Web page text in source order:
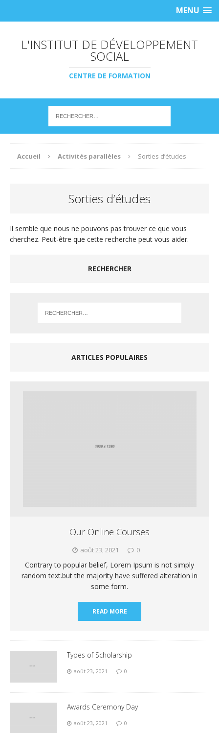
MENU
L'INSTITUT DE DÉVELOPPEMENT
SOCIAL
CENTRE DE FORMATION
Accueil Activités parallèles Sorties d’études
Sorties d’études
Il semble que nous ne pouvons pas trouver ce que vous
cherchez. Peut-être que cette recherche peut vous aider.
RECHERCHER
ARTICLES POPULAIRES
Our Online Courses
août 23, 2021 0
Contrary to popular belief, Lorem Ipsum is not simply
random text.but the majority have suffered alteration in
some form.
READ MORE
Types of Scholarship
août 23, 2021 0
Awards Ceremony Day
août 23, 2021 0